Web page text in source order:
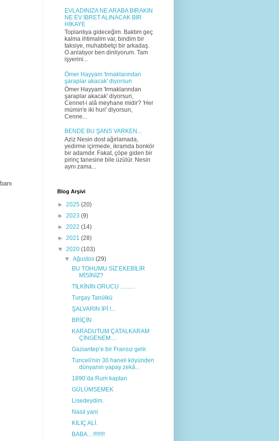
EVLADINIZA NE ARABA BIRAKIN
NE EV İBRET ALINACAK BİR
HİKAYE
Toplantıya gideceğim. Baktım geç
kalma ihtimalim var, bindim bir
taksiye, muhabbetçi bir arkadaş.
O anlatıyor ben dinliyorum. Tam
işyerini...
Ömer Hayyam 'Irmaklarından
şaraplar akacak' diyorsun
Ömer Hayyam 'Irmaklarından
şaraplar akacak' diyorsun,
Cennet-i alâ meyhane midir? 'Her
mümin'e iki huri' diyorsun,
Cenne...
BENDE BU ŞANS VARKEN...
Aziz Nesin dost ağırlamada,
yedirme içirmede, ikramda bonkör
bir adamdır. Fakat, çöpe giden bir
pirinç tanesine bile üzülür. Nesin
aynı zama...
Blog Arşivi
► 2025 (20)
► 2023 (9)
► 2022 (14)
► 2021 (28)
▼ 2020 (103)
▼Ağustos(29)
BU TOHUMU SİZ EKEBİLİR
MİSİNİZ?
TİLKİNİN ORUCU ..........
Turgay Tanülkü
ŞALVARIN İPİ !...
BRİÇİN
KARADUTUM ÇATALKARAM
ÇİNGENEM....
Gaziantep’e bir Fransız gelir.
Tunceli'nin 30 haneli köyünden
dünyanın yapay zekâ...
1890’da Rum kaptan
GÜLÜMSEMEK
Lisedeydim.
Nasıl yani
KILIÇ ALİ.
BABA....!!!!!!!!